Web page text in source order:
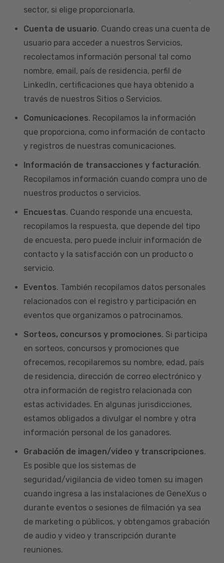
sector, si elige proporcionarla.
Cuenta de usuario. Cuando creas una cuenta de
usuario para acceder a nuestros Servicios,
recolectamos información personal tal como
nombre, email, país de residencia, perfil de
LinkedIn, certificaciones que haya obtenido a
través de nuestros Sitios o Servicios.
Comunicaciones. Recopilamos la información
que proporciona, como información de contacto
y registros de nuestras comunicaciones.
Información de transacciones y facturación.
Recopilamos información cuando compra uno de
nuestros productos o servicios.
Encuestas. Cuando responde una encuesta,
recopilamos la respuesta, que depende del tipo
de encuesta, pero puede incluir información de
contacto y la satisfacción con un producto o
servicio.
Eventos. También recopilamos datos personales
relacionados con el registro y participación en
eventos que organizamos o patrocinamos.
Sorteos, concursos y promociones. Si participa
en sorteos, concursos y promociones que
ofrecemos, recopilaremos su nombre, edad, país
de residencia, dirección de correo electrónico y
otra información de registro relacionada con
estas actividades. En algunas jurisdicciones,
estamos obligados a divulgar el nombre y otra
información personal de los ganadores.
Grabación de imagen/video y transcripciones.
Es posible que los sistemas de
seguridad/vigilancia de video tomen su imagen
cuando ingresa a las instalaciones de GeneXus o
durante eventos o sesiones de filmación ya sea
de marketing o públicos, y obtengamos grabación
de audio y video y transcripción durante
reuniones.